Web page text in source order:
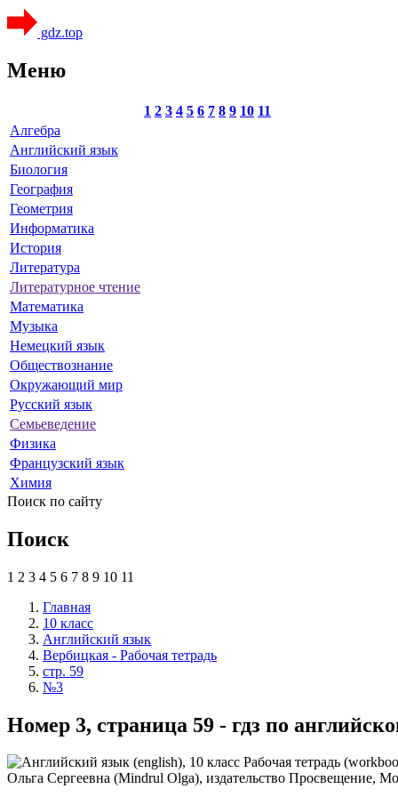
gdz.top
Меню
1 2 3 4 5 6 7 8 9 10 11
Алгебра
Английский язык
Биология
География
Геометрия
Информатика
История
Литература
Литературное чтение
Математика
Музыка
Немецкий язык
Обществознание
Окружающий мир
Русский язык
Семьеведение
Физика
Французский язык
Химия
Поиск по сайту
Поиск
1 2 3 4 5 6 7 8 9 10 11
Главная
10 класс
Английский язык
Вербицкая - Рабочая тетрадь
стр. 59
№3
Номер 3, страница 59 - гдз по